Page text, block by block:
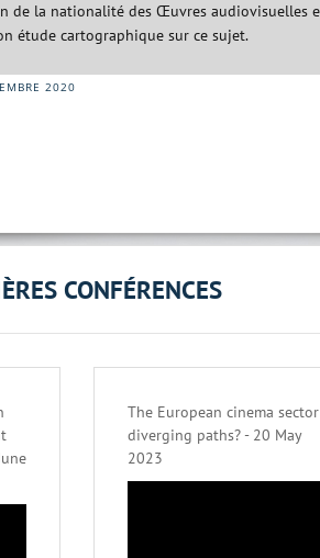
de la nationalité des Œuvres audiovisuelles
étude cartographique sur ce sujet.
2020
CONFÉRENCES
The European cinema
diverging paths? - 20 May
2023